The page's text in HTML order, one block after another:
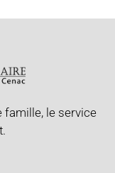
famille, le service